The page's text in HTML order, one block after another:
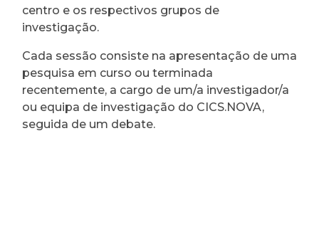
centro e os respectivos grupos de
investigação.
Cada sessão consiste na apresentação de uma
pesquisa em curso ou terminada
recentemente, a cargo de um/a investigador/a
ou equipa de investigação do CICS.NOVA,
seguida de um debate.